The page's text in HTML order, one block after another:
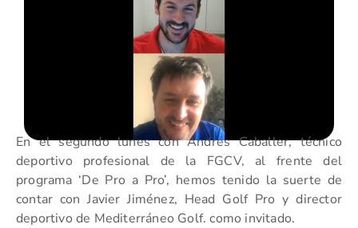
En el segundo lunes con Andrés Caballer, técnico
deportivo profesional de la FGCV, al frente del
programa ‘De Pro a Pro’, hemos tenido la suerte de
contar con Javier Jiménez, Head Golf Pro y director
deportivo de Mediterráneo Golf. como invitado.